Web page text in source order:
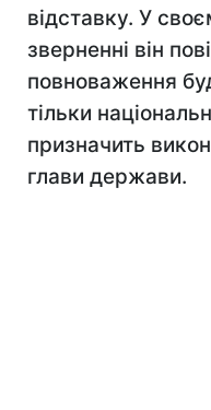
відставку. У
зверненні він
повноваження
тільки
призначить
глави держави.